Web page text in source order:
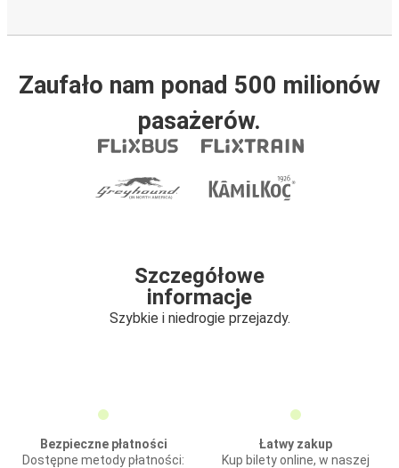
Zaufało nam ponad 500 milionów
pasażerów.
Szczegółowe
informacje
Szybkie i niedrogie przejazdy.
Bezpieczne płatności
Dostępne metody płatności:
Łatwy zakup
Kup bilety online, w naszej